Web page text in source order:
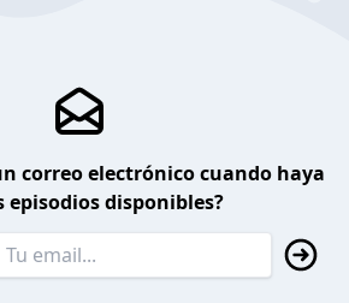
correo electrónico cuando haya
episodios disponibles?